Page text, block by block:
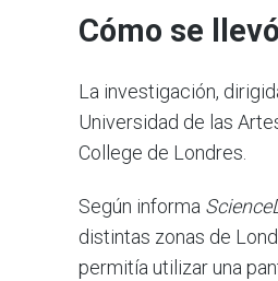
Cómo se
La investigación,
Universidad de las
College de Londres.
Según informa
distintas zonas de
permitía utilizar una